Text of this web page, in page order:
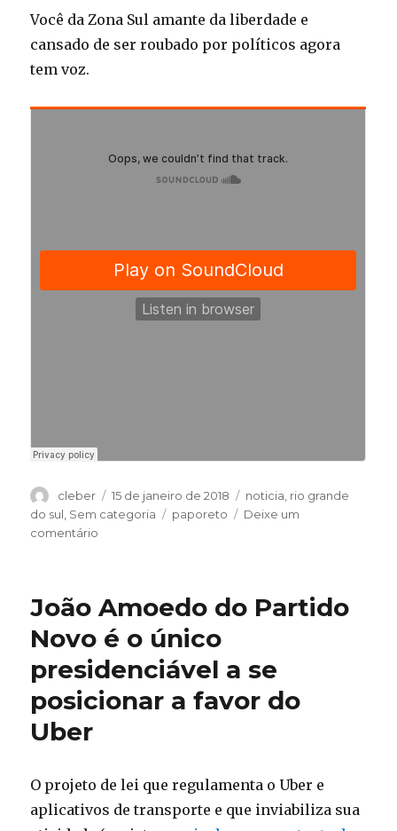
Você da Zona Sul amante da liberdade e
cansado de ser roubado por políticos agora
tem voz.
Autor
cleber
Publicado
em
15 de janeiro de 2018 Categorias
noticia rio grande
do sul Sem categoria Tags
paporeto
Deixe um
comentário
13/01,
Desesquerdizando
Notícias
da
Semana
e
João Amoedo do Partido
Novo é o único
presidenciável a se
posicionar a favor do
Uber
O projeto de lei que regulamenta o Uber e
aplicativos de transporte e que inviabiliza sua